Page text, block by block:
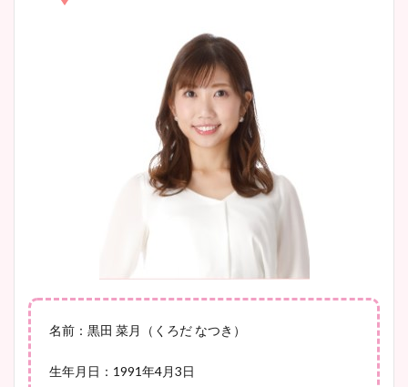
池谷実悠アナのメガネ画像が
かわいい！カップや水着姿も
清水麻椰アナのかわいい画
像！身長やカップ、同期や
wikiプロフもチェック！
大家彩香アナのかわいいカッ
プ画像まとめ！同期や実家に
wikiプロフも！
安藤萌々アナのカップ画像や
ニット衣装まとめ！美足の筋
名前：黒田 菜月（くろだ なつき）
生年月日：1991年4月3日